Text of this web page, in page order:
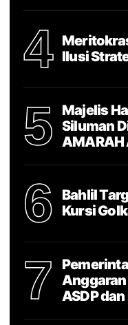
4
Ilusi
5
Majelis
Siluman
AMARAH
6
Bahlil
Kursi
7
ASDP